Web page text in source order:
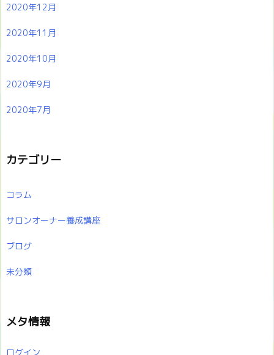
2020年12月
2020年11月
2020年10月
2020年9月
2020年7月
カテゴリー
コラム
サロンオーナー養成講座
ブログ
未分類
メタ情報
ログイン